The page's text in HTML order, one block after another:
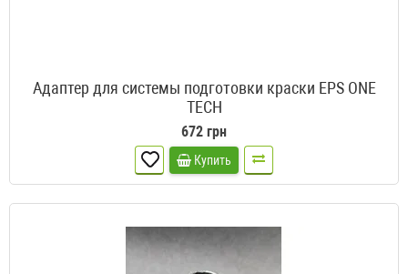
Адаптер для системы подготовки краски EPS ONE
TECH
672 грн
Купить